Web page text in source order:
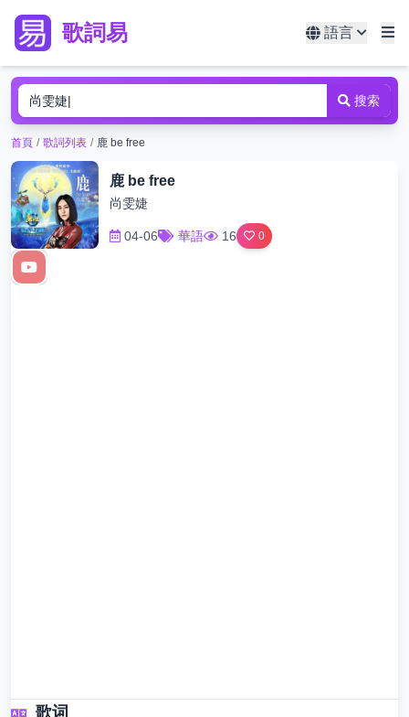
歌詞易 語言
搜索
首頁 / 歌詞列表 / 鹿 be free
鹿 be free
尚雯婕
04-06 華語 16 0
歌词